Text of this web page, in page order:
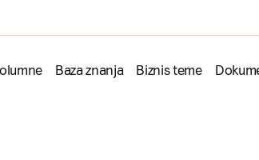
Baza znanja Biznis teme